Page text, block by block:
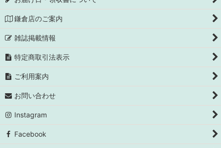
鎌倉店のご案内
雑誌掲載情報
特定商取引法表示
ご利用案内
お問い合わせ
Instagram
Facebook